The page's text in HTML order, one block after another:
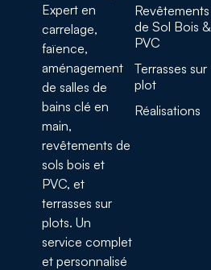
Expert en
carrelage,
faïence,
aménagement
de salles de
bains clé en
main,
revêtements de
sols bois et
PVC, et
terrasses sur
plots. Un
service complet
et personnalisé
Revêtements
de Sol Bois &
PVC
Terrasses sur
plot
Réalisations